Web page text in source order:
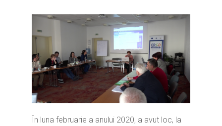
În luna februarie a anului 2020, a avut loc, la